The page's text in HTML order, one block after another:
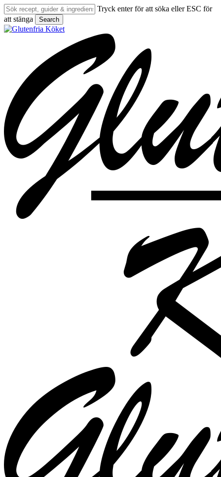
Skip
to
main
content
Tryck enter för att söka eller ESC för
att stänga
Search
Close